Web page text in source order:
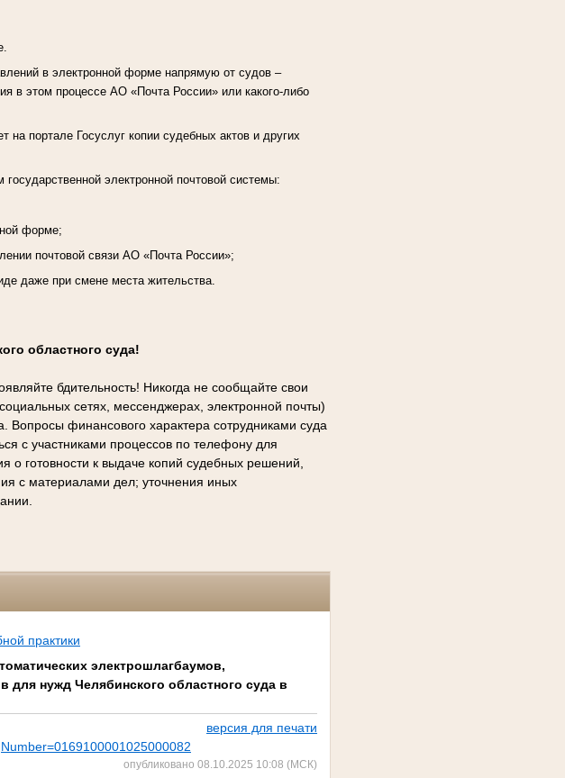
в электронной форме напрямую от судов –
в этом процессе АО «Почта России» или какого-либо
на портале Госуслуг копии судебных актов и других
электронной почтовой системы:
форме;
почтовой связи АО «Почта России»;
даже при смене места жительства.
областного суда!
бдительность! Никогда не сообщайте свои
сетях, мессенджерах, электронной почты)
финансового характера сотрудниками суда
с участниками процессов по телефону для
о готовности к выдаче копий судебных решений,
с материалами дел; уточнения иных
практики
электрошлагбаумов,
нужд Челябинского областного суда в
версия для печати
опубликовано 08.10.2025 10:08 (МСК)